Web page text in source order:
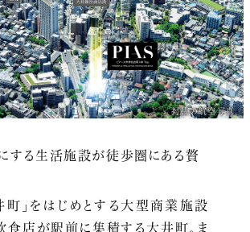
掲載の航空写真
する生活施設が徒歩圏にある贅
町」をはじめとする大型商業施設
食店が駅前に集積する大井町。 ま